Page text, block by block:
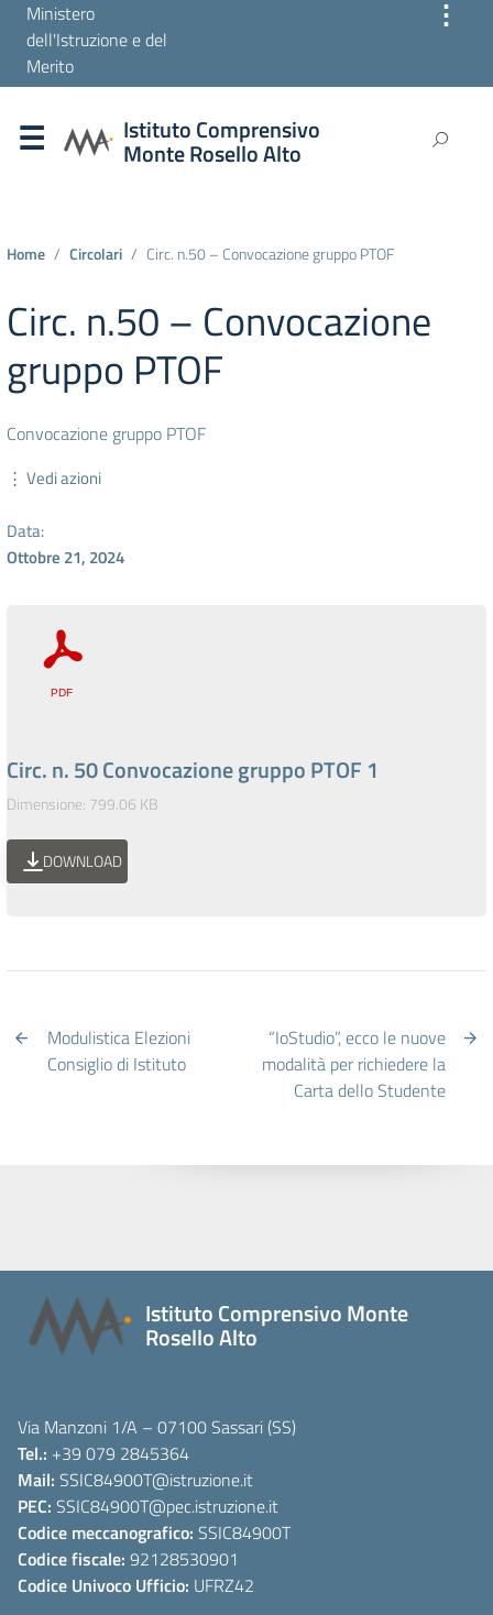
Ministero
dell'Istruzione e del
Merito
⋮
Istituto Comprensivo
Monte Rosello Alto
Home Circolari Circ. n.50 – Convocazione gruppo PTOF
Circ. n.50 – Convocazione
gruppo PTOF
Convocazione gruppo PTOF
⋮ Vedi azioni
Data:
Ottobre 21, 2024
Circ. n. 50 Convocazione gruppo PTOF 1
Dimensione: 799.06 KB
DOWNLOAD
Modulistica Elezioni
Consiglio di Istituto
“IoStudio”, ecco le nuove
modalità per richiedere la
Carta dello Studente
Istituto Comprensivo Monte
Rosello Alto
Via Manzoni 1/A – 07100 Sassari (SS)
Tel.: +39 079 2845364
Mail: SSIC84900T@istruzione.it
PEC: SSIC84900T@pec.istruzione.it
Codice meccanografico: SSIC84900T
Codice fiscale: 92128530901
Codice Univoco Ufficio: UFRZ42